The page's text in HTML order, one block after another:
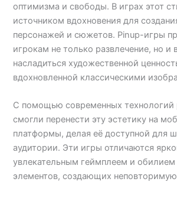
оптимизма и свободы. В играх этот
источником вдохновения для
персонажей и сюжетов. Pinup-игры
игрокам не только развлечение, но и
насладиться художественной
вдохновленной классическими
С помощью современных технологий
смогли перенести эту эстетику на
платформы, делая её доступной для
аудитории. Эти игры отличаются
увлекательным геймплеем и
элементов, создающих